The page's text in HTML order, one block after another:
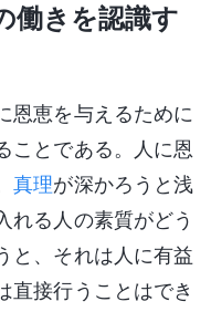
働きを認識す
恩恵を与えるために
ことである。人に恩
真理が深かろうと浅
れる人の素質がどう
と、それは人に有益
直接行うことはでき